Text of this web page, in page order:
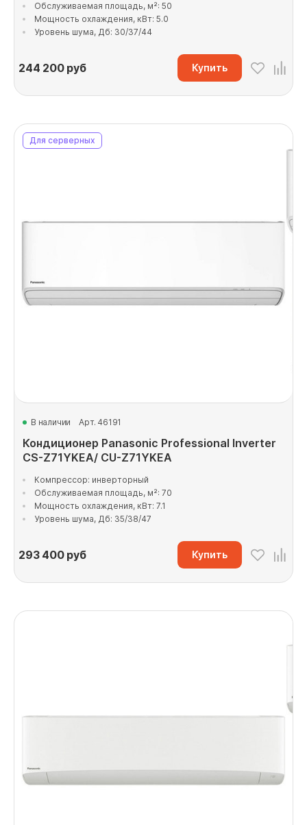
Обслуживаемая площадь, м²: 50
Мощность охлаждения, кВт: 5.0
Уровень шума, Дб: 30/37/44
244 200руб Купить
Для серверных
В наличии Арт. 46191
Кондиционер Panasonic Professional Inverter
CS-Z71YKEA/ CU-Z71YKEA
Компрессор: инверторный
Обслуживаемая площадь, м²: 70
Мощность охлаждения, кВт: 7.1
Уровень шума, Дб: 35/38/47
293 400руб Купить